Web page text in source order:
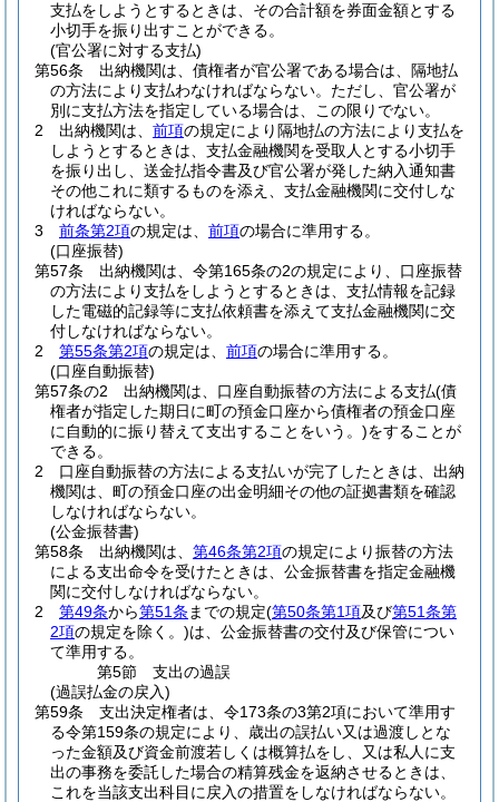
支払をしようとするときは、その合計額を券面金額とする
小切手を振り出すことができる。
(官公署に対する支払)
第56条
出納機関は、債権者が官公署である場合は、隔地払
の方法により支払わなければならない。 ただし、官公署が
別に支払方法を指定している場合は、この限りでない。
2
出納機関は、 前項の規定により隔地払の方法により支払を
しようとするときは、支払金融機関を受取人とする小切手
を振り出し、送金払指令書及び官公署が発した納入通知書
その他これに類するものを添え、支払金融機関に交付しな
ければならない。
3
前条第2項の規定は、 前項の場合に準用する。
(口座振替)
第57条
出納機関は、令第165条の2の規定により、口座振替
の方法により支払をしようとするときは、支払情報を記録
した電磁的記録等に支払依頼書を添えて支払金融機関に交
付しなければならない。
2
第55条第2項の規定は、 前項の場合に準用する。
(口座自動振替)
第57条の2
出納機関は、口座自動振替の方法による支払(債
権者が指定した期日に町の預金口座から債権者の預金口座
に自動的に振り替えて支出することをいう。)をすることが
できる。
2
口座自動振替の方法による支払いが完了したときは、出納
機関は、町の預金口座の出金明細その他の証拠書類を確認
しなければならない。
(公金振替書)
第58条
出納機関は、 第46条第2項の規定により振替の方法
による支出命令を受けたときは、公金振替書を指定金融機
関に交付しなければならない。
2
第49条から第51条 までの規定(第50条第1項及び第51条第
2項の規定を除く。)は、公金振替書の交付及び保管につい
て準用する。
第5節
支出の過誤
(過誤払金の戻入)
第59条
支出決定権者は、令173条の3第2項において準用す
る令第159条の規定により、歳出の誤払い又は過渡しとな
った金額及び資金前渡若しくは概算払をし、又は私人に支
出の事務を委託した場合の精算残金を返納させるときは、
これを当該支出科目に戻入の措置をしなければならない。